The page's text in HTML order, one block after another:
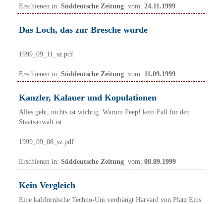
Erschienen in: Süddeutsche Zeitung vom: 24.11.1999
Das Loch, das zur Bresche wurde
1999_09_11_sz.pdf
Erschienen in: Süddeutsche Zeitung vom: 11.09.1999
Kanzler, Kalauer und Kopulationen
Alles geht, nichts ist wichtig: Warum Peep! kein Fall für den
Staatsanwalt ist
1999_09_08_sz.pdf
Erschienen in: Süddeutsche Zeitung vom: 08.09.1999
Kein Vergleich
Eine kalifornische Techno-Uni verdrängt Harvard von Platz Eins